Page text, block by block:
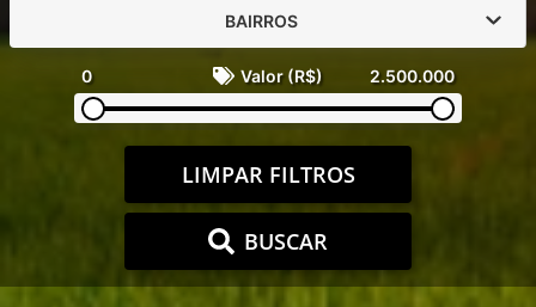
BAIRROS
0 Valor (R$) 2.500.000
LIMPAR FILTROS
BUSCAR